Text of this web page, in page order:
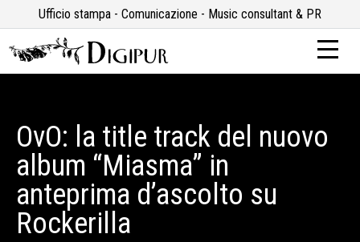
Ufficio stampa - Comunicazione - Music consultant & PR
OvO: la title track del nuovo
album “Miasma” in
anteprima d’ascolto su
Rockerilla